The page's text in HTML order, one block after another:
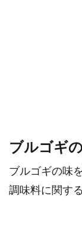
ブルゴギ
ブルゴギの味
調味料に関す